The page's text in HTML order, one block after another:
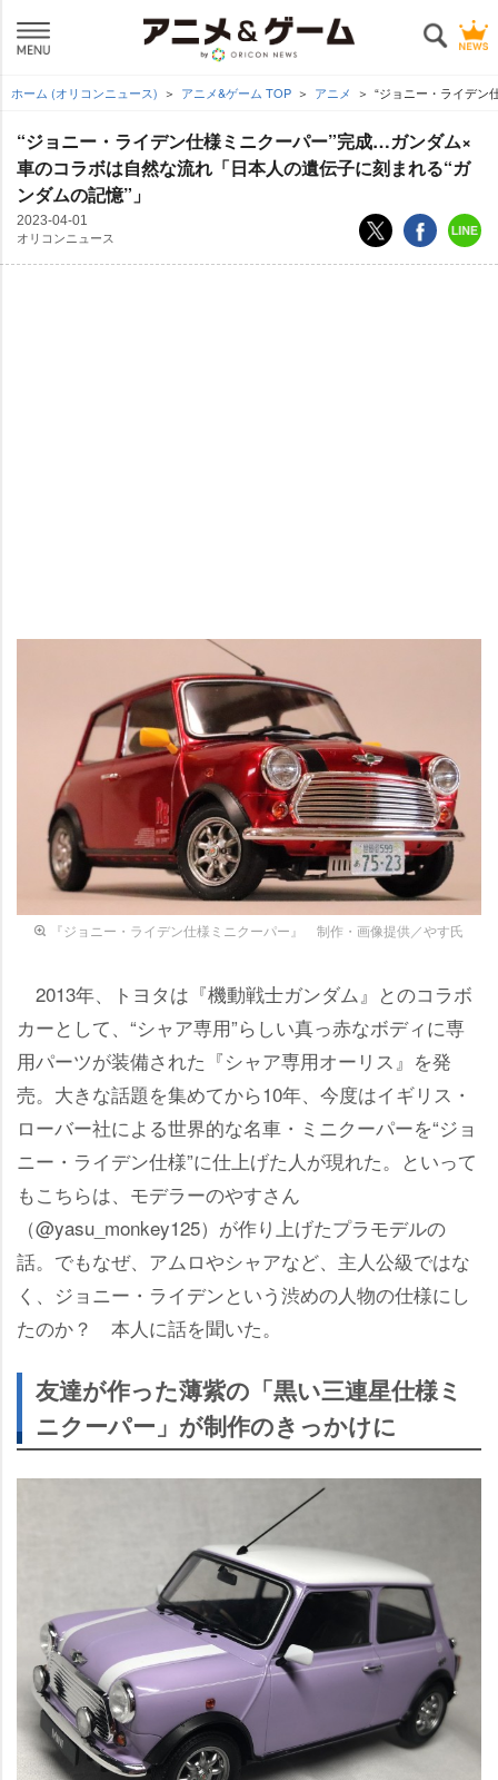
ホーム (オリコンニュース) アニメ&ゲーム TOP アニメ “ジョニー・ライデン
“ジョニー・ライデン仕様ミニクーパー”完成…ガンダム×
車のコラボは自然な流れ「日本人の遺伝子に刻まれる“ガ
ンダムの記憶”」
2023-04-01
オリコンニュース
『ジョニー・ライデン仕様ミニクーパー』 制作・画像提供／やす氏
2013年、トヨタは『機動戦士ガンダム』とのコラボ
カーとして、“シャア専用”らしい真っ赤なボディに専
用パーツが装備された『シャア専用オーリス』を発
売。大きな話題を集めてから10年、今度はイギリス・
ローバー社による世界的な名車・ミニクーパーを“ジョ
ニー・ライデン仕様”に仕上げた人が現れた。といって
もこちらは、モデラーのやすさん
（@yasu_monkey125）が作り上げたプラモデルの
話。でもなぜ、アムロやシャアなど、主人公級ではな
く、ジョニー・ライデンという渋めの人物の仕様にし
たのか？ 本人に話を聞いた。
友達が作った薄紫の「黒い三連星仕様ミ
ニクーパー」が制作のきっかけに